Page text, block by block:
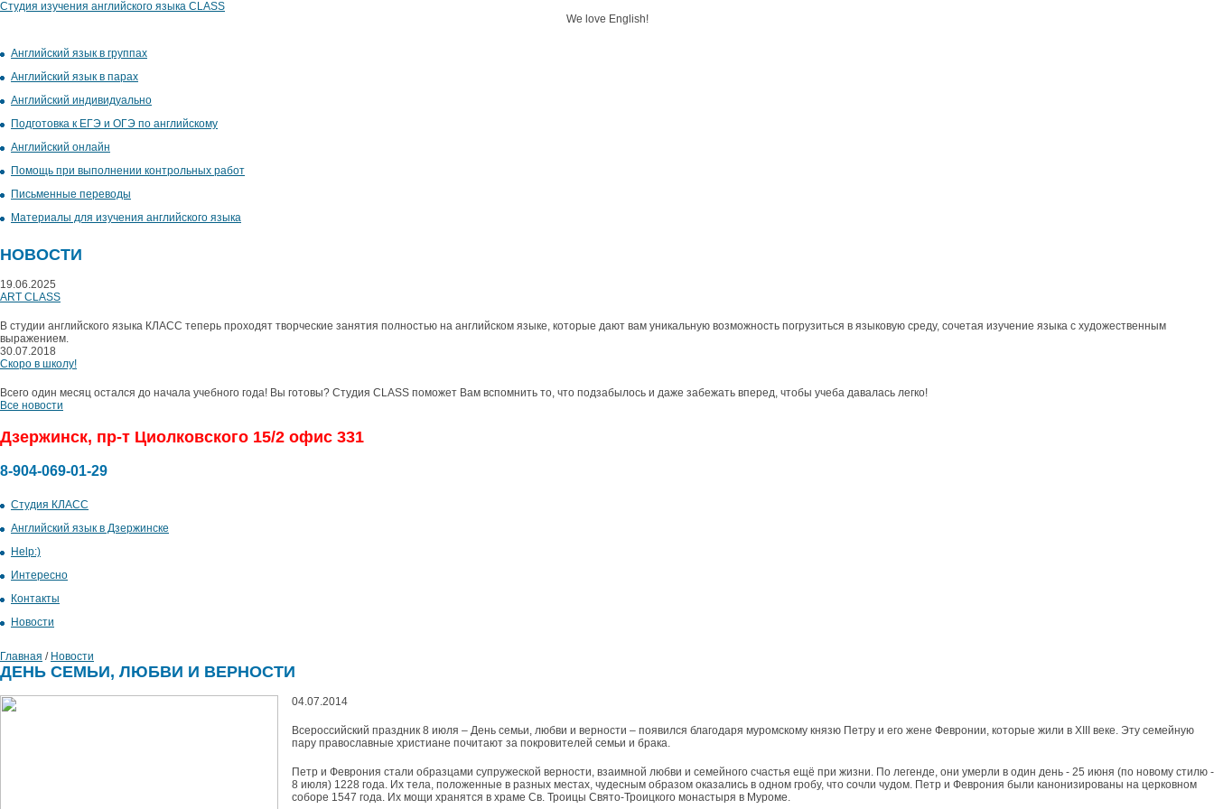
Студия изучения английского языка CLASS
We love English!
Английский язык в группах
Английский язык в парах
Английский индивидуально
Подготовка к ЕГЭ и ОГЭ по английскому
Английский онлайн
Помощь при выполнении контрольных работ
Письменные переводы
Материалы для изучения английского языка
НОВОСТИ
19.06.2025
ART CLASS
В студии английского языка КЛАСС теперь проходят творческие занятия полностью на английском языке, которые дают вам уникальную возможность погрузиться в языковую среду, сочетая изучение языка с художественным
выражением.
30.07.2018
Скоро в школу!
Всего один месяц остался до начала учебного года! Вы готовы? Студия CLASS поможет Вам вспомнить то, что подзабылось и даже забежать вперед, чтобы учеба давалась легко!
Все новости
Дзержинск, пр-т Циолковского 15/2 офис 331
8-904-069-01-29
Студия КЛАСС
Английский язык в Дзержинске
Help:)
Интересно
Контакты
Новоcти
Главная / Новоcти
ДЕНЬ СЕМЬИ, ЛЮБВИ И ВЕРНОСТИ
04.07.2014
Всероссийский праздник 8 июля – День семьи, любви и верности – появился благодаря муромскому князю Петру и его жене Февронии, которые жили в XIII веке. Эту семейную
пару православные христиане почитают за покровителей семьи и брака.
Петр и Феврония стали образцами супружеской верности, взаимной любви и семейного счастья ещё при жизни. По легенде, они умерли в один день - 25 июня (по новому стилю -
8 июля) 1228 года. Их тела, положенные в разных местах, чудесным образом оказались в одном гробу, что сочли чудом. Петр и Феврония были канонизированы на церковном
соборе 1547 года. Их мощи хранятся в храме Св. Троицы Свято-Троицкого монастыря в Муроме.